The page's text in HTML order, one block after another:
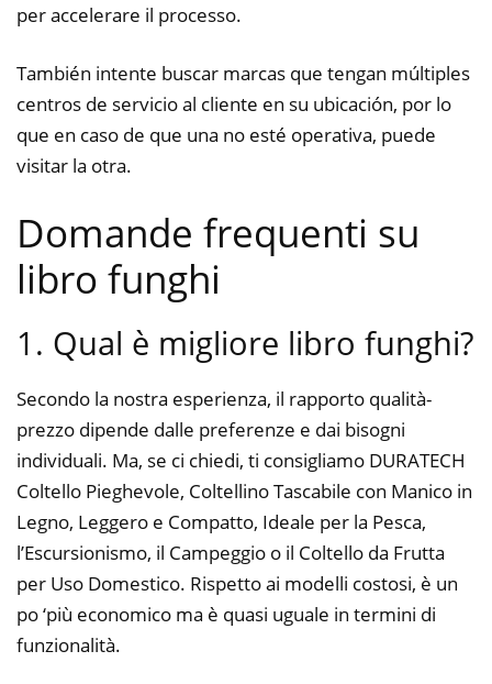
per accelerare il processo.
También intente buscar marcas que tengan múltiples
centros de servicio al cliente en su ubicación, por lo
que en caso de que una no esté operativa, puede
visitar la otra.
Domande frequenti su
libro funghi
1. Qual è migliore libro funghi?
Secondo la nostra esperienza, il rapporto qualità-
prezzo dipende dalle preferenze e dai bisogni
individuali. Ma, se ci chiedi, ti consigliamo DURATECH
Coltello Pieghevole, Coltellino Tascabile con Manico in
Legno, Leggero e Compatto, Ideale per la Pesca,
l’Escursionismo, il Campeggio o il Coltello da Frutta
per Uso Domestico. Rispetto ai modelli costosi, è un
po ‘più economico ma è quasi uguale in termini di
funzionalità.